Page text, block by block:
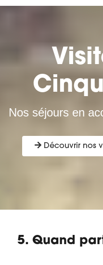
Nos séjours en
Découvrir nos
5. Quand